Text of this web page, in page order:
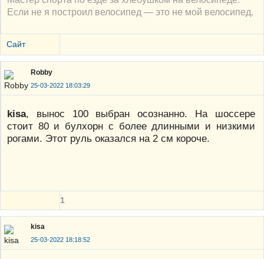
Если не я построил велосипед — это не мой велосипед.
Сайт
Robby
25-03-2022 18:03:29
kisa, вынос 100 выбран осознанно. На шоссере
стоит 80 и булхорн с более длинными и низкими
рогами. Этот руль оказался на 2 см короче.
1
kisa
25-03-2022 18:18:52